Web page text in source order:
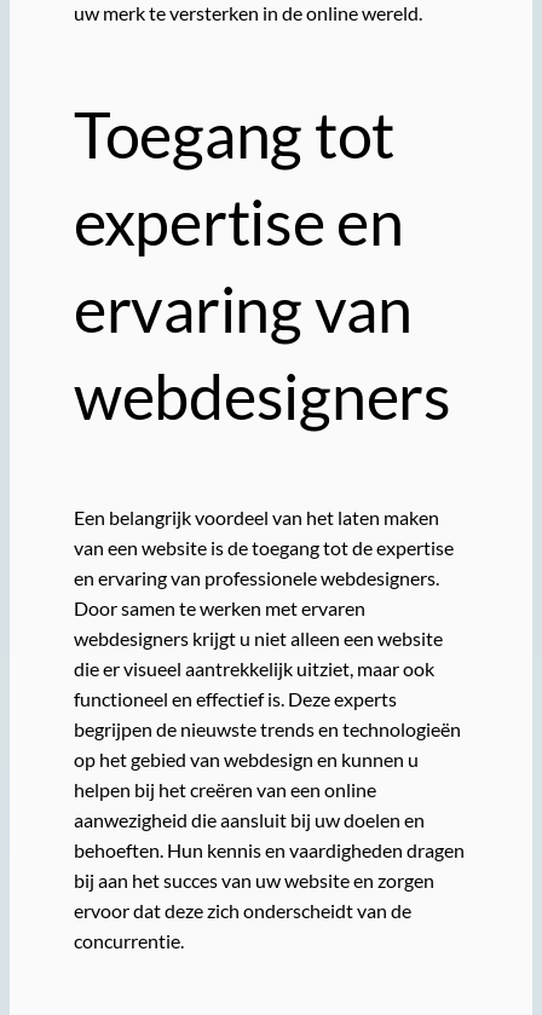
uw merk te versterken in de online wereld.
Toegang tot
expertise en
ervaring van
webdesigners
Een belangrijk voordeel van het laten maken
van een website is de toegang tot de expertise
en ervaring van professionele webdesigners.
Door samen te werken met ervaren
webdesigners krijgt u niet alleen een website
die er visueel aantrekkelijk uitziet, maar ook
functioneel en effectief is. Deze experts
begrijpen de nieuwste trends en technologieën
op het gebied van webdesign en kunnen u
helpen bij het creëren van een online
aanwezigheid die aansluit bij uw doelen en
behoeften. Hun kennis en vaardigheden dragen
bij aan het succes van uw website en zorgen
ervoor dat deze zich onderscheidt van de
concurrentie.